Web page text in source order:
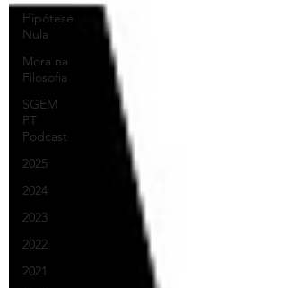
Hipótese
Nula
Mora na
Filosofia
SGEM
PT
Podcast
2025
2024
2023
2022
2021